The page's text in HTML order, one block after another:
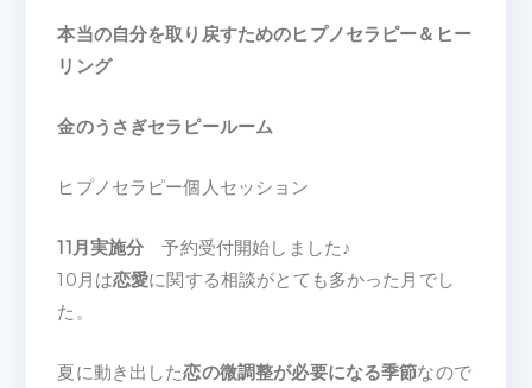
本当の自分を取り戻すためのヒプノセラピー＆ヒー
リング
金のうさぎセラピールーム
ヒプノセラピー個人セッション
11月実施分 予約受付開始しました♪
10月は恋愛に関する相談がとても多かった月でし
た。
夏に動き出した恋の微調整が必要になる季節なので